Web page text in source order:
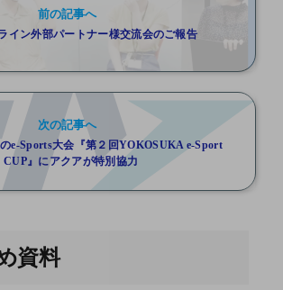
前の記事へ
イン外部パートナー様交流会のご報告
次の記事へ
e-Sports⼤会『第２回YOKOSUKA e-Sport
CUP』にアクアが特別協⼒
資料